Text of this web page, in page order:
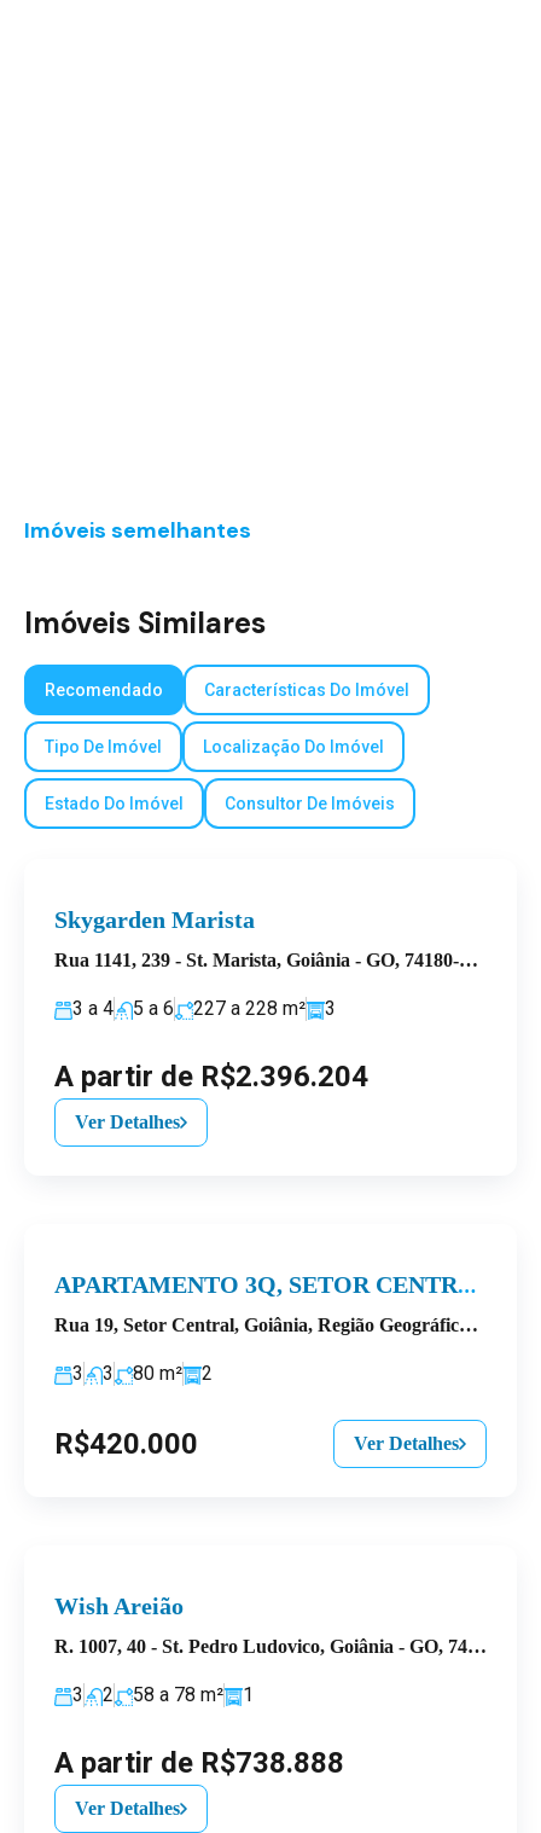
Imóveis semelhantes
Imóveis Similares
Recomendado Características Do Imóvel
Tipo De Imóvel Localização Do Imóvel
Estado Do Imóvel Consultor De Imóveis
Skygarden Marista
Rua 1141, 239 - St. Marista, Goiânia - GO, 74180-081, Brasil
3 a 4 5 a 6 227 a 228 m² 3
A partir de R$2.396.204
Ver Detalhes
APARTAMENTO 3Q, SETOR CENTRAL
Rua 19, Setor Central, Goiânia, Região Geográfica Imediata de Goiânia, Região Geográfica Intermediária de Goiânia, Goiás, Região Centro-Oeste, 74013-010, Brasil
3 3 80 m² 2
R$420.000 Ver Detalhes
Wish Areião
R. 1007, 40 - St. Pedro Ludovico, Goiânia - GO, 74820-120, Brasil
3 2 58 a 78 m² 1
A partir de R$738.888
Ver Detalhes